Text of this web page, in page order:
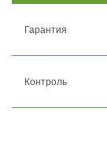
Гарантия
Контроль